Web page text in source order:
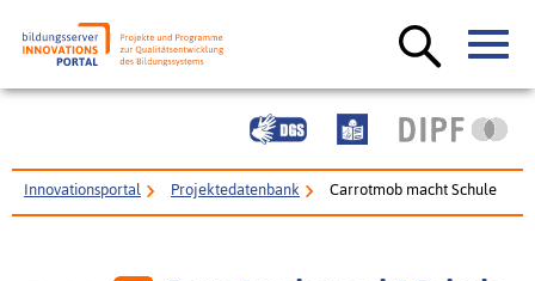
Innovationsportal Projektedatenbank Carrotmob macht Schule